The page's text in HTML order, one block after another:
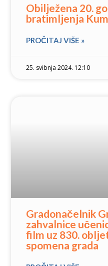
Obilježena 20.
bratimljenja
PROČITAJ VIŠE »
25. svibnja 2024. 12:10
Gradonačelnik
zahvalnice
film uz 830.
spomena grada